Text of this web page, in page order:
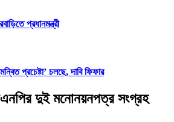
প্রধানমন্ত্রী
প্রচেষ্টা’ চলছে, দাবি ফিফার
বিএনপির দুই মনোনয়নপত্র সংগ্রহ